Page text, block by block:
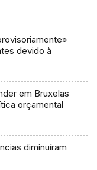
devido à
em Bruxelas
orçamental
diminuíram